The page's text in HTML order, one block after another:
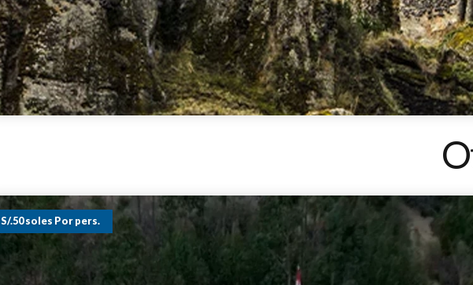
S/.50 soles Por pers.